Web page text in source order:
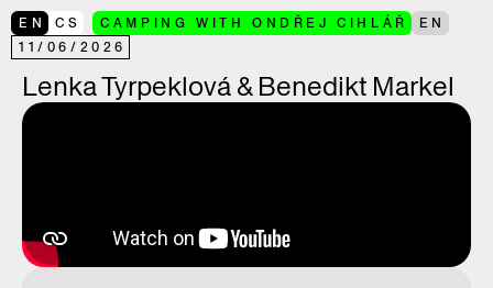
EN CS CAMPING WITH ONDŘEJ CIHLÁŘ
EN
11/ 06/ 2026
Lenka Tyrpeklová & Benedikt Markel